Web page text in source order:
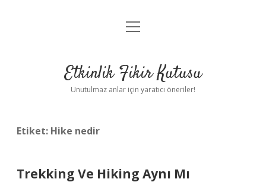
Anasayfa
Yasal Uyarı
menüyü
Etkinlik Fikir Kutusu
Unutulmaz anlar için yaratıcı öneriler!
Etiket: Hike nedir
Trekking Ve Hiking Aynı Mı